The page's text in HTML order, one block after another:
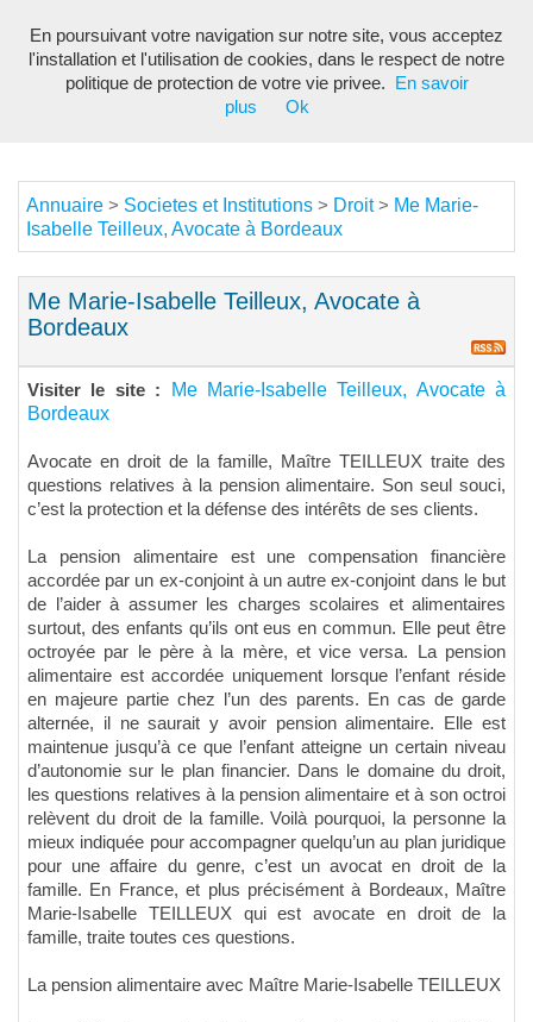
Annuaire > Societes et Institutions > Droit> Me Marie-
Isabelle Teilleux, Avocate à Bordeaux
Me Marie-Isabelle Teilleux, Avocate à
Bordeaux
Visiter le site :
Me Marie-Isabelle Teilleux, Avocate à
Bordeaux
Avocate en droit de la famille, Maître TEILLEUX traite des
questions relatives à la pension alimentaire. Son seul souci,
c’est la protection et la défense des intérêts de ses clients.
La pension alimentaire est une compensation financière
accordée par un ex-conjoint à un autre ex-conjoint dans le but
de l’aider à assumer les charges scolaires et alimentaires
surtout, des enfants qu’ils ont eus en commun. Elle peut être
octroyée par le père à la mère, et vice versa. La pension
alimentaire est accordée uniquement lorsque l’enfant réside
en majeure partie chez l’un des parents. En cas de garde
alternée, il ne saurait y avoir pension alimentaire. Elle est
maintenue jusqu’à ce que l’enfant atteigne un certain niveau
d’autonomie sur le plan financier. Dans le domaine du droit,
les questions relatives à la pension alimentaire et à son octroi
relèvent du droit de la famille. Voilà pourquoi, la personne la
mieux indiquée pour accompagner quelqu’un au plan juridique
pour une affaire du genre, c’est un avocat en droit de la
famille. En France, et plus précisément à Bordeaux, Maître
Marie-Isabelle TEILLEUX qui est avocate en droit de la
famille, traite toutes ces questions.
La pension alimentaire avec Maître Marie-Isabelle TEILLEUX
En poursuivant votre navigation sur notre site, vous acceptez
l'installation et l'utilisation de cookies, dans le respect de notre
politique de protection de votre vie privee.
En savoir
plus
Ok